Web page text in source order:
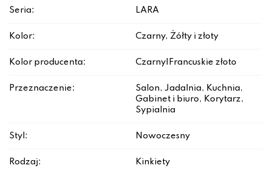
Seria: LARA
Kolor: Czarny, Żółty i złoty
Kolor producenta: Czarny|Francuskie złoto
Przeznaczenie:
Salon, Jadalnia, Kuchnia,
Gabinet i biuro, Korytarz,
Sypialnia
Styl: Nowoczesny
Rodzaj: Kinkiety